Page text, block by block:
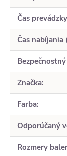
Čas
Čas
Značka:
Farba:
Odporúčaný
Rozmery